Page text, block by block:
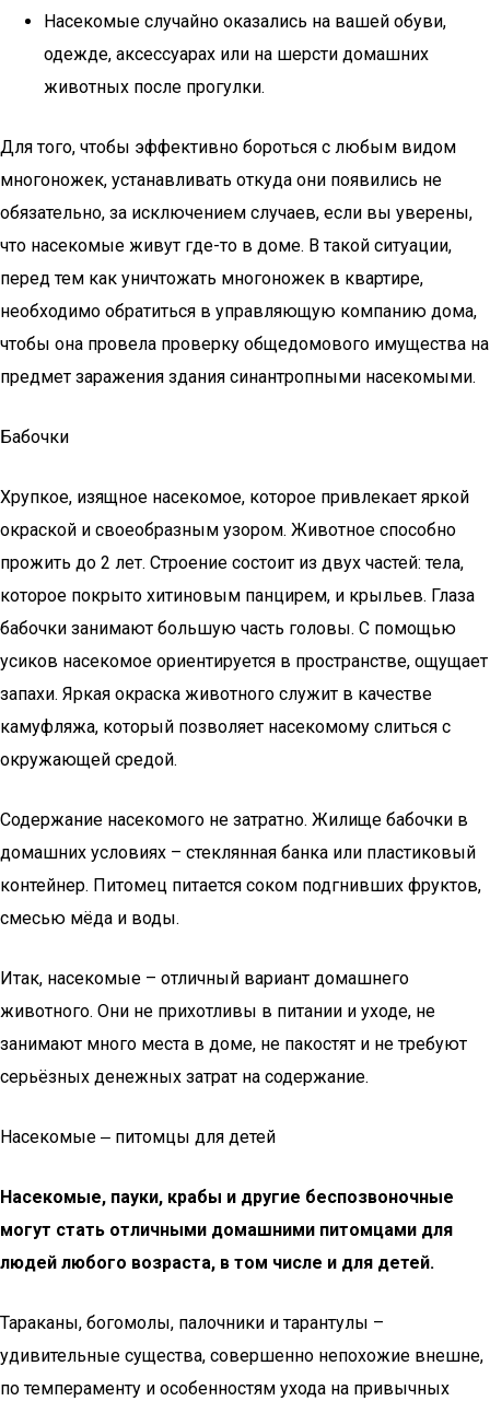
Насекомые случайно оказались на вашей обуви,
одежде, аксессуарах или на шерсти домашних
животных после прогулки.
Для того, чтобы эффективно бороться с любым видом
многоножек, устанавливать откуда они появились не
обязательно, за исключением случаев, если вы уверены,
что насекомые живут где-то в доме. В такой ситуации,
перед тем как уничтожать многоножек в квартире,
необходимо обратиться в управляющую компанию дома,
чтобы она провела проверку общедомового имущества на
предмет заражения здания синантропными насекомыми.
Бабочки
Хрупкое, изящное насекомое, которое привлекает яркой
окраской и своеобразным узором. Животное способно
прожить до 2 лет. Строение состоит из двух частей: тела,
которое покрыто хитиновым панцирем, и крыльев. Глаза
бабочки занимают большую часть головы. С помощью
усиков насекомое ориентируется в пространстве, ощущает
запахи. Яркая окраска животного служит в качестве
камуфляжа, который позволяет насекомому слиться с
окружающей средой.
Содержание насекомого не затратно. Жилище бабочки в
домашних условиях – стеклянная банка или пластиковый
контейнер. Питомец питается соком подгнивших фруктов,
смесью мёда и воды.
Итак, насекомые – отличный вариант домашнего
животного. Они не прихотливы в питании и уходе, не
занимают много места в доме, не пакостят и не требуют
серьёзных денежных затрат на содержание.
Насекомые ‒ питомцы для детей
Насекомые, пауки, крабы и другие беспозвоночные
могут стать отличными домашними питомцами для
людей любого возраста, в том числе и для детей.
Тараканы, богомолы, палочники и тарантулы –
удивительные существа, совершенно непохожие внешне,
по темпераменту и особенностям ухода на привычных